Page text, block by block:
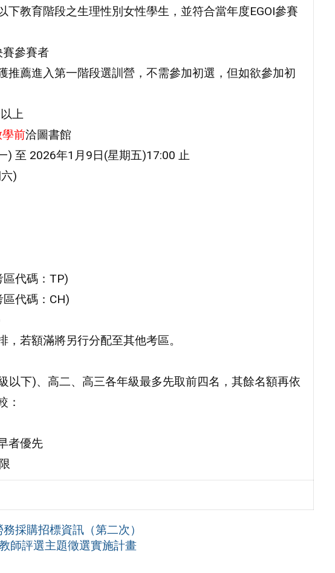
教育階段之生理性別女性學生，並符合當年度EGOI參賽
參賽者
推薦進入第一階段選訓營，不需參加初選，但如欲參加初
上
前洽圖書館
) 至 2026年1月9日(星期五)17:00 止
)
代碼：TP)
代碼：CH)
若額滿將另行分配至其他考區。
以下)、高二、高三各年級最多先取前四名，其餘名額再依
：
者優先
採購招標資訊（第二次）
師評選主題徵選實施計畫